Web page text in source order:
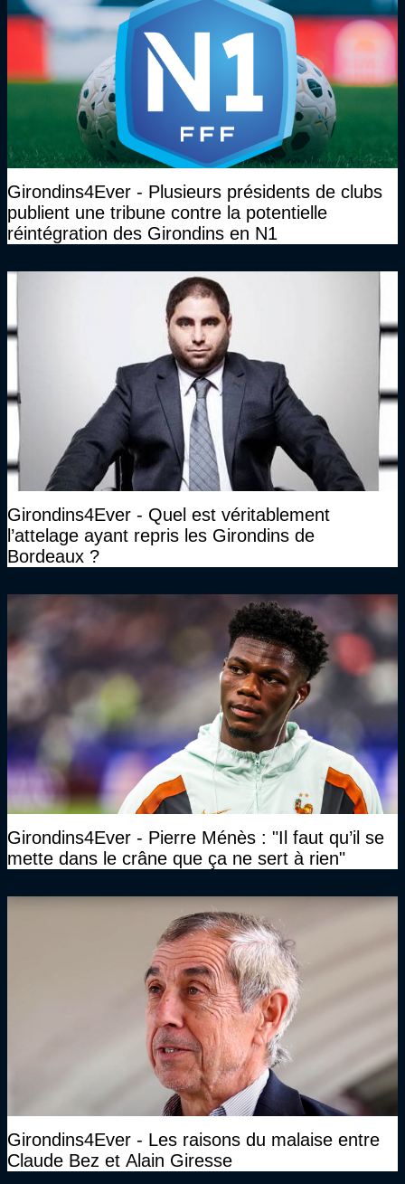
Girondins4Ever - Plusieurs présidents de clubs
publient une tribune contre la potentielle
réintégration des Girondins en N1
Girondins4Ever - Quel est véritablement
l’attelage ayant repris les Girondins de
Bordeaux ?
Girondins4Ever - Pierre Ménès : "Il faut qu’il se
mette dans le crâne que ça ne sert à rien"
Girondins4Ever - Les raisons du malaise entre
Claude Bez et Alain Giresse